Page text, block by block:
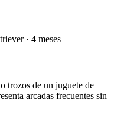
· 4 meses
trozos de un juguete de
arcadas frecuentes sin